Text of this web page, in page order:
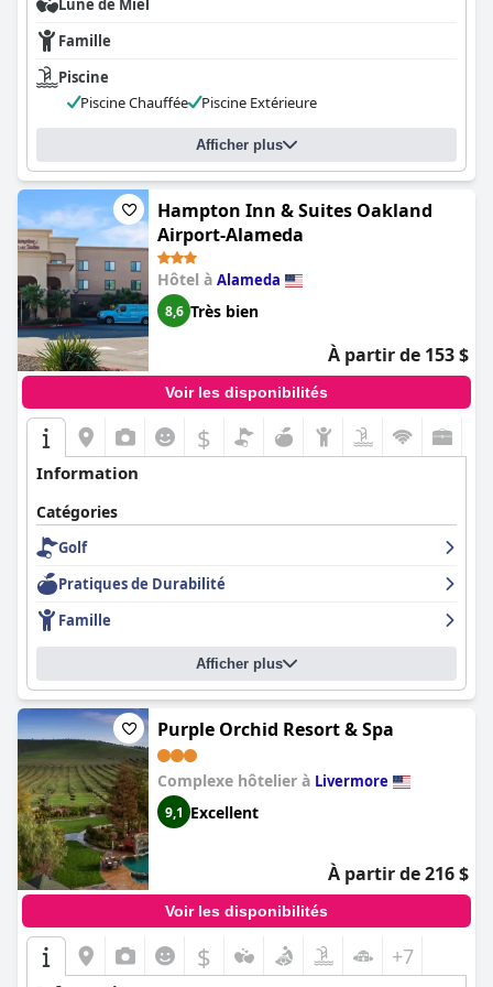
Lune de Miel
Famille
Piscine
Piscine Chauffée
Piscine Extérieure
Afficher plus
Hampton Inn & Suites Oakland
Airport-Alameda
Hôtel à Alameda
8,6 Très bien
À partir de 153 $
Voir les disponibilités
$
Information
Catégories
Golf
Pratiques de Durabilité
Famille
Afficher plus
Purple Orchid Resort & Spa
Complexe hôtelier à Livermore
9,1 Excellent
À partir de 216 $
Voir les disponibilités
$ +7